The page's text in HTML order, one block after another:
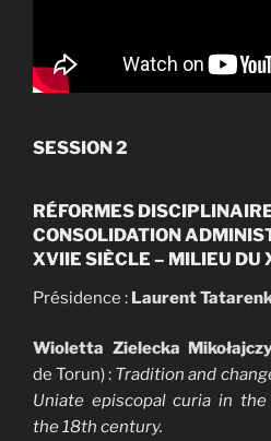
SESSION 2
RÉFORMES
CONSOLIDATION
XVIIE SIÈCLE – MILIEU DU
Présidence : Laurent
Wioletta Zielecka
de Torun) : Tradition and
Uniate episcopal curia in
the 18th century.